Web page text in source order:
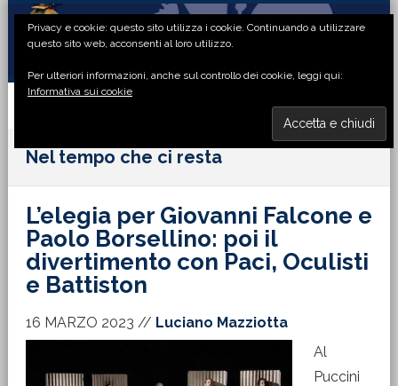
Passa
primaria
Passa
principale
Passa
laterale
Passa
di
Nel tempo che ci resta
L’elegia per Giovanni Falcone e
Paolo Borsellino: poi il
divertimento con Paci, Oculisti
e Battiston
16 MARZO 2023 // Luciano Mazziotta
Al
Puccini
Privacy e cookie: questo sito utilizza i cookie. Continuando a utilizzare
questo sito web, acconsenti al loro utilizzo.
Per ulteriori informazioni, anche sul controllo dei cookie, leggi qui:
Informativa sui cookie